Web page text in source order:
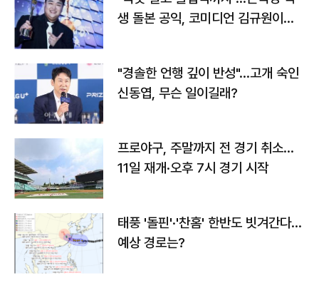
생 돌본 공익, 코미디언 김규원이었
"경솔한 언행 깊이 반성"…고개 숙인
신동엽, 무슨 일이길래?
프로야구, 주말까지 전 경기 취소…
11일 재개·오후 7시 경기 시작
태풍 '돌핀'·'찬홈' 한반도 빗겨간다…
예상 경로는?